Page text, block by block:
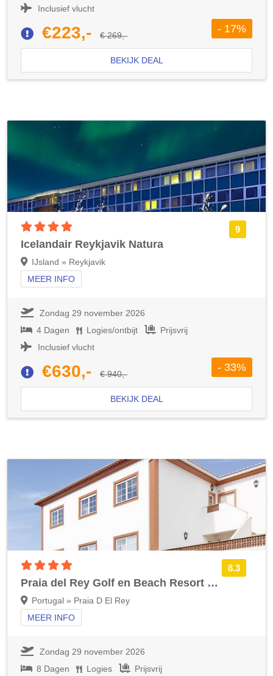
Inclusief vlucht
€223,- € 269,-
- 17%
BEKIJK DEAL
9
Icelandair Reykjavik Natura
IJsland » Reykjavik
MEER INFO
Zondag 29 november 2026
4 Dagen
Logies/ontbijt
Prijsvrij
Inclusief vlucht
€630,- € 940,-
- 33%
BEKIJK DEAL
8.3
Praia del Rey Golf en Beach Resort The Village
Portugal » Praia D El Rey
MEER INFO
Zondag 29 november 2026
8 Dagen
Logies
Prijsvrij